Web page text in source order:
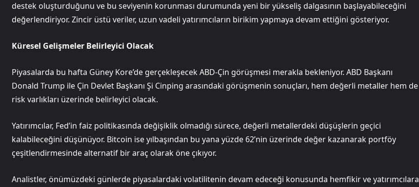
destek oluşturduğunu ve bu seviyenin korunması durumunda yeni bir yükseliş dalgasının başlayabileceğini
değerlendiriyor. Zincir üstü veriler, uzun vadeli yatırımcıların birikim yapmaya devam ettiğini gösteriyor.
Küresel Gelişmeler Belirleyici Olacak
Piyasalarda bu hafta Güney Kore’de gerçekleşecek ABD-Çin görüşmesi merakla bekleniyor. ABD Başkanı
Donald Trump ile Çin Devlet Başkanı Şi Cinping arasındaki görüşmenin sonuçları, hem değerli metaller hem de
risk varlıkları üzerinde belirleyici olacak.
Yatırımcılar, Fed’in faiz politikasında değişiklik olmadığı sürece, değerli metallerdeki düşüşlerin geçici
kalabileceğini düşünüyor. Bitcoin ise yılbaşından bu yana yüzde 62’nin üzerinde değer kazanarak portföy
çeşitlendirmesinde alternatif bir araç olarak öne çıkıyor.
Analistler, önümüzdeki günlerde piyasalardaki volatilitenin devam edeceği konusunda hemfikir ve yatırımcılara